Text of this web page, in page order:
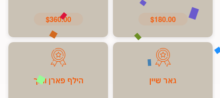
$180.00
$360.00
גאר שיין הילף פארן וואך